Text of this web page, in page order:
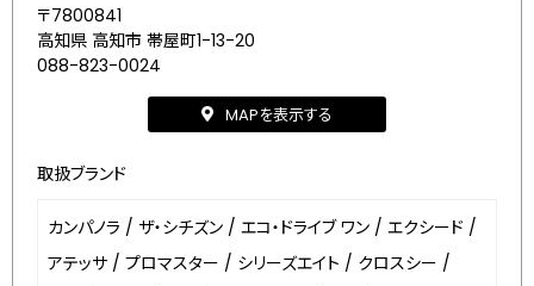
〒7800841
高知県 高知市 帯屋町1-13-20
088-823-0024
MAPを表示する
取扱ブランド
カンパノラ / ザ・シチズン / エコ・ドライブ ワン / エクシード /
アテッサ / プロマスター / シリーズエイト / クロスシー /